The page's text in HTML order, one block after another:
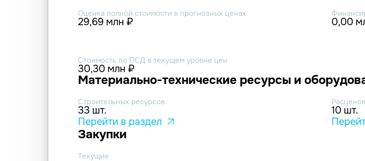
Оценка полной стоимости в прогнозных ценах
29,69 млн ₽ 0,00
Стоимость по ПСД в текущем уровне цен
30,30 млн ₽
Материально-технические ресурсы и
Строительных ресурсов
33 шт.
Перейти в раздел
10 шт.
Закупки
Текущие